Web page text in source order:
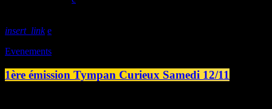
insert_link
Evenements
1ère émission Tympan Curieux Samedi 12/11